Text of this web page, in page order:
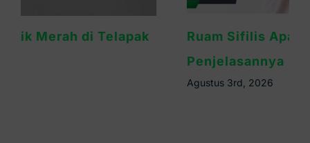
Ruam Sifilis Apakah Gatal? Ini